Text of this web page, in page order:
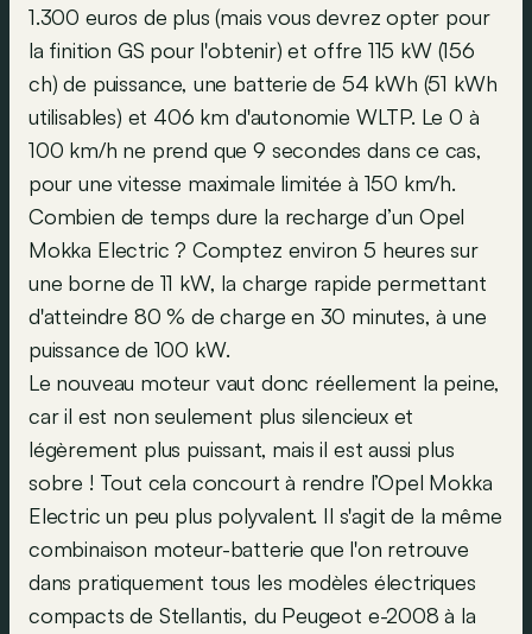
1.300 euros de plus (mais vous devrez opter pour
la finition GS pour l'obtenir) et offre 115 kW (156
ch) de puissance, une batterie de 54 kWh (51 kWh
utilisables) et 406 km d'autonomie WLTP. Le 0 à
100 km/h ne prend que 9 secondes dans ce cas,
pour une vitesse maximale limitée à 150 km/h.
Combien de temps dure la recharge d’un Opel
Mokka Electric ? Comptez environ 5 heures sur
une borne de 11 kW, la charge rapide permettant
d'atteindre 80 % de charge en 30 minutes, à une
puissance de 100 kW.
Le nouveau moteur vaut donc réellement la peine,
car il est non seulement plus silencieux et
légèrement plus puissant, mais il est aussi plus
sobre ! Tout cela concourt à rendre l’Opel Mokka
Electric un peu plus polyvalent. Il s'agit de la même
combinaison moteur-batterie que l'on retrouve
dans pratiquement tous les modèles électriques
compacts de Stellantis, du Peugeot e-2008 à la